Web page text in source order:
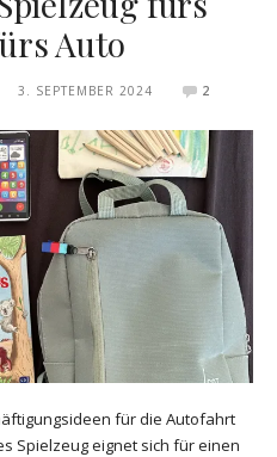
Auto
3. SEPTEMBER 2024 2
für die Autofahrt
Spielzeug eignet sich für einen